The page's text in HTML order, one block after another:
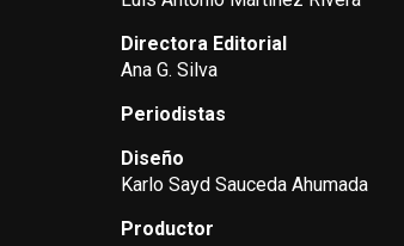
Directora Editorial
Ana G. Silva
Periodistas
Diseño
Karlo Sayd Sauceda Ahumada
Productor